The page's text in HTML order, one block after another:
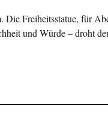
Die Freiheitsstatue, für
und Würde – droht